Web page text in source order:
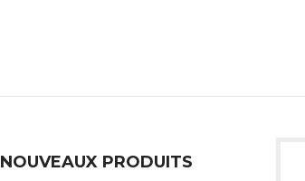
NOUVEAUX PRODUITS